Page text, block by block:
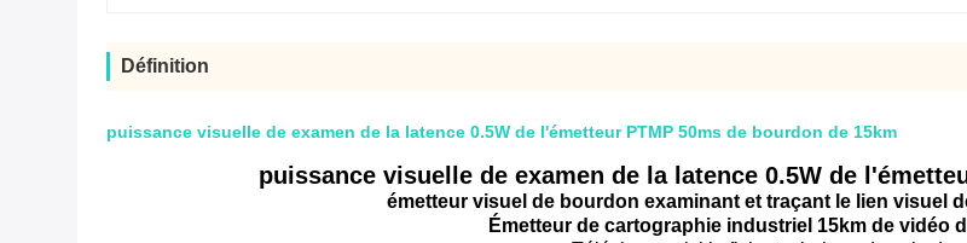
Définition
puissance visuelle de examen de la latence 0.5W de l'émetteur PTMP 50ms de bourdon de 15km
puissance visuelle de examen de la latence 0.5W de
émetteur visuel de bourdon examinant et traçant le lien visuel
Émetteur de cartographie industriel 15km de vidéo